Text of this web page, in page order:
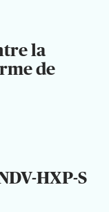
la
de
HXP-S